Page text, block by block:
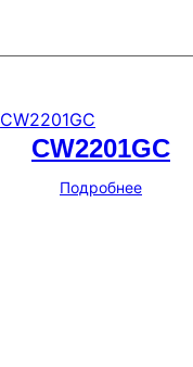
CW2201GC
Подробнее